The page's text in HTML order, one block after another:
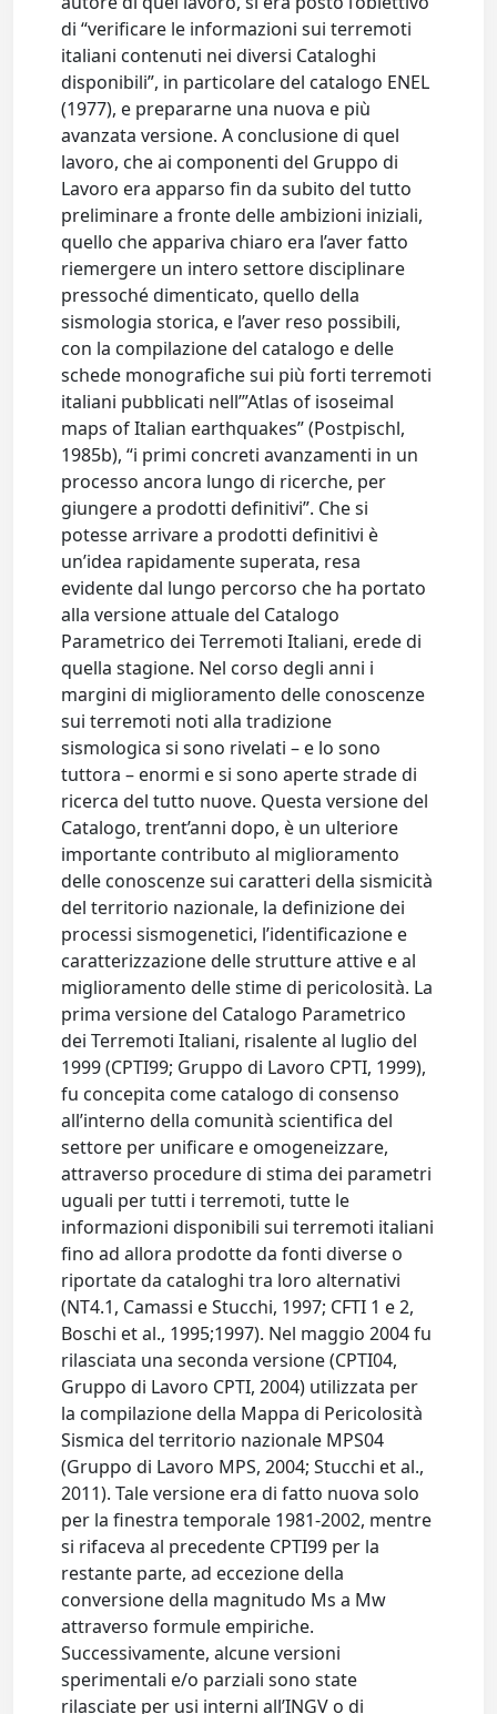
di “verificare le informazioni sui terremoti
italiani contenuti nei diversi Cataloghi
disponibili”, in particolare del catalogo ENEL
(1977), e prepararne una nuova e più
avanzata versione. A conclusione di quel
lavoro, che ai componenti del Gruppo di
Lavoro era apparso fin da subito del tutto
preliminare a fronte delle ambizioni iniziali,
quello che appariva chiaro era l’aver fatto
riemergere un intero settore disciplinare
pressoché dimenticato, quello della
sismologia storica, e l’aver reso possibili,
con la compilazione del catalogo e delle
schede monografiche sui più forti terremoti
italiani pubblicati nell’”Atlas of isoseimal
maps of Italian earthquakes” (Postpischl,
1985b), “i primi concreti avanzamenti in un
processo ancora lungo di ricerche, per
giungere a prodotti definitivi”. Che si
potesse arrivare a prodotti definitivi è
un’idea rapidamente superata, resa
evidente dal lungo percorso che ha portato
alla versione attuale del Catalogo
Parametrico dei Terremoti Italiani, erede di
quella stagione. Nel corso degli anni i
margini di miglioramento delle conoscenze
sui terremoti noti alla tradizione
sismologica si sono rivelati – e lo sono
tuttora – enormi e si sono aperte strade di
ricerca del tutto nuove. Questa versione del
Catalogo, trent’anni dopo, è un ulteriore
importante contributo al miglioramento
delle conoscenze sui caratteri della sismicità
del territorio nazionale, la definizione dei
processi sismogenetici, l’identificazione e
caratterizzazione delle strutture attive e al
miglioramento delle stime di pericolosità. La
prima versione del Catalogo Parametrico
dei Terremoti Italiani, risalente al luglio del
1999 (CPTI99; Gruppo di Lavoro CPTI, 1999),
fu concepita come catalogo di consenso
all’interno della comunità scientifica del
settore per unificare e omogeneizzare,
attraverso procedure di stima dei parametri
uguali per tutti i terremoti, tutte le
informazioni disponibili sui terremoti italiani
fino ad allora prodotte da fonti diverse o
riportate da cataloghi tra loro alternativi
(NT4.1, Camassi e Stucchi, 1997; CFTI 1 e 2,
Boschi et al., 1995;1997). Nel maggio 2004 fu
rilasciata una seconda versione (CPTI04,
Gruppo di Lavoro CPTI, 2004) utilizzata per
la compilazione della Mappa di Pericolosità
Sismica del territorio nazionale MPS04
(Gruppo di Lavoro MPS, 2004; Stucchi et al.,
2011). Tale versione era di fatto nuova solo
per la finestra temporale 1981‐2002, mentre
si rifaceva al precedente CPTI99 per la
restante parte, ad eccezione della
conversione della magnitudo Ms a Mw
attraverso formule empiriche.
Successivamente, alcune versioni
sperimentali e/o parziali sono state
rilasciate per usi interni all’INGV o di